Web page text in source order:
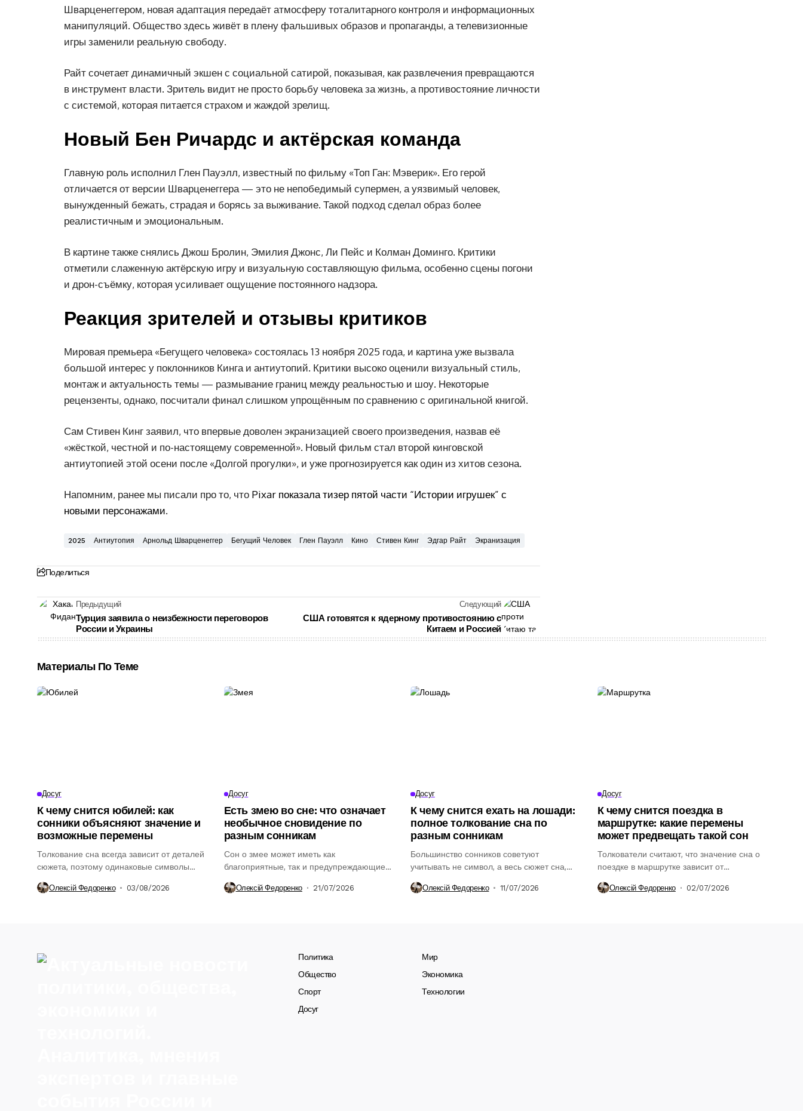
Шварценеггером, новая адаптация передаёт атмосферу тоталитарного контроля и информационных
манипуляций. Общество здесь живёт в плену фальшивых образов и пропаганды, а телевизионные
игры заменили реальную свободу.
Райт сочетает динамичный экшен с социальной сатирой, показывая, как развлечения превращаются
в инструмент власти. Зритель видит не просто борьбу человека за жизнь, а противостояние личности
с системой, которая питается страхом и жаждой зрелищ.
Новый Бен Ричардс и актёрская команда
Главную роль исполнил Глен Пауэлл, известный по фильму «Топ Ган: Мэверик». Его герой
отличается от версии Шварценеггера — это не непобедимый супермен, а уязвимый человек,
вынужденный бежать, страдая и борясь за выживание. Такой подход сделал образ более
реалистичным и эмоциональным.
В картине также снялись Джош Бролин, Эмилия Джонс, Ли Пейс и Колман Доминго. Критики
отметили слаженную актёрскую игру и визуальную составляющую фильма, особенно сцены погони
и дрон-съёмку, которая усиливает ощущение постоянного надзора.
Реакция зрителей и отзывы критиков
Мировая премьера «Бегущего человека» состоялась 13 ноября 2025 года, и картина уже вызвала
большой интерес у поклонников Кинга и антиутопий. Критики высоко оценили визуальный стиль,
монтаж и актуальность темы — размывание границ между реальностью и шоу. Некоторые
рецензенты, однако, посчитали финал слишком упрощённым по сравнению с оригинальной книгой.
Сам Стивен Кинг заявил, что впервые доволен экранизацией своего произведения, назвав её
«жёсткой, честной и по-настоящему современной». Новый фильм стал второй кинговской
антиутопией этой осени после «Долгой прогулки», и уже прогнозируется как один из хитов сезона.
Напомним, ранее мы писали про то, что Pixar показала тизер пятой части “Истории игрушек” с
новыми персонажами.
2025 Антиутопия Арнольд Шварценеггер Бегущий Человек Глен Пауэлл Кино Стивен Кинг Эдгар Райт Экранизация
Поделиться
Предыдущий
Турция заявила о неизбежности переговоров
России и Украины
Следующий
США готовятся к ядерному противостоянию с
Китаем и Россией
Материалы По Теме
Досуг
К чему снится юбилей: как
сонники объясняют значение и
возможные перемены
Толкование сна всегда зависит от деталей
сюжета, поэтому одинаковые символы
могут иметь...
Олексій Федоренко 03/08/2026
Досуг
Есть змею во сне: что означает
необычное сновидение по
разным сонникам
Сон о змее может иметь как
благоприятные, так и предупреждающие
толкования, зависящие...
Олексій Федоренко 21/07/2026
Досуг
К чему снится ехать на лошади:
полное толкование сна по
разным сонникам
Большинство сонников советуют
учитывать не символ, а весь сюжет сна,
поскольку именно...
Олексій Федоренко 11/07/2026
Досуг
К чему снится поездка в
маршрутке: какие перемены
может предвещать такой сон
Толкователи считают, что значение сна о
поездке в маршрутке зависит от
деталей,...
Олексій Федоренко 02/07/2026
Политика
Мир
Общество
Экономика
Спорт
Технологии
Досуг